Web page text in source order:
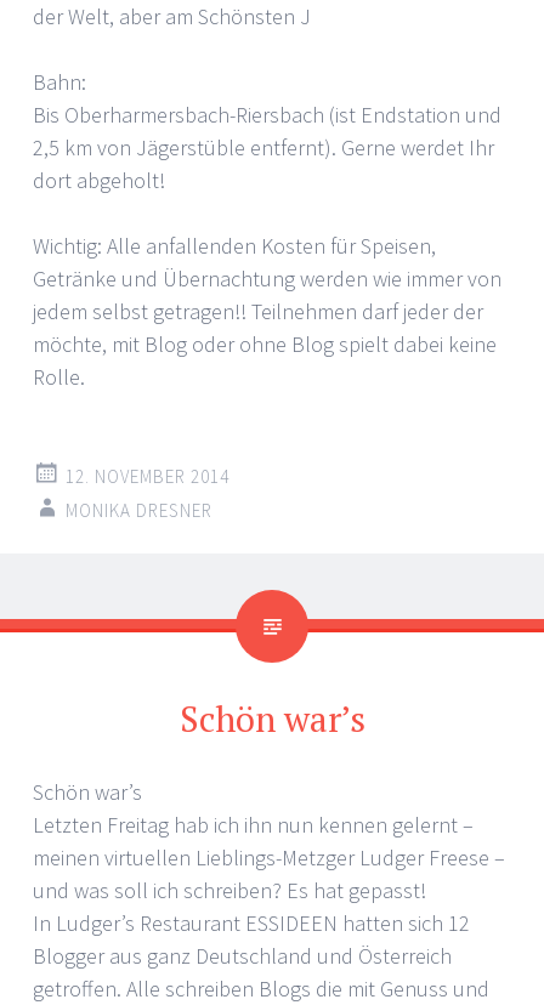
der Welt, aber am Schönsten J
Bahn:
Bis Oberharmersbach-Riersbach (ist Endstation und
2,5 km von Jägerstüble entfernt). Gerne werdet Ihr
dort abgeholt!
Wichtig: Alle anfallenden Kosten für Speisen,
Getränke und Übernachtung werden wie immer von
jedem selbst getragen!! Teilnehmen darf jeder der
möchte, mit Blog oder ohne Blog spielt dabei keine
Rolle.
12. NOVEMBER 2014
MONIKA DRESNER
Schön war’s
Schön war’s
Letzten Freitag hab ich ihn nun kennen gelernt –
meinen virtuellen Lieblings-Metzger Ludger Freese –
und was soll ich schreiben? Es hat gepasst!
In Ludger’s Restaurant ESSIDEEN hatten sich 12
Blogger aus ganz Deutschland und Österreich
getroffen. Alle schreiben Blogs die mit Genuss und